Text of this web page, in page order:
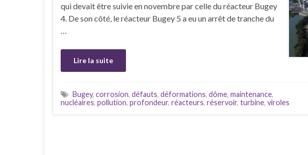
qui devait être suivie en novembre par celle du réacteur Bugey
4. De son côté, le réacteur Bugey 5 a eu un arrêt de tranche du
…
Lire la suite
Bugey, corrosion, défauts, déformations, dôme, maintenance,
nucléaires, pollution, profondeur, réacteurs, réservoir, turbine, viroles